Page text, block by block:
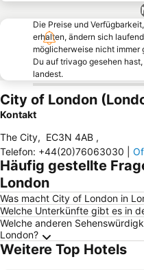
Die Preise und
erhalten, ändern sich
möglicherweise nicht immer
Du auf trivago gesehen
landest.
City of London
Kontakt
The City, EC3N 4AB ,
Telefon: +44(20)76063030
Häufig gestellte
London
Was macht City of London in
Welche Unterkünfte gibt es in
Welche anderen
London?
Weitere Top Hotels